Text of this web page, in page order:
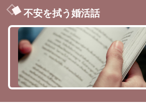
不安を拭う婚活話